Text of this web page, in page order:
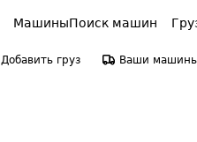
МашиныПоиск машин
Добавить груз Ваши